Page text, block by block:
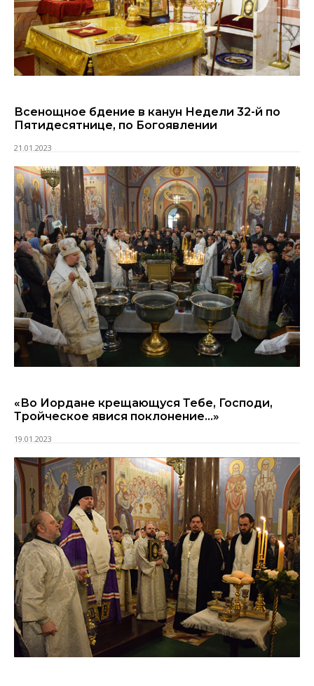
Всенощное бдение в канун Недели 32-й по
Пятидесятнице, по Богоявлении
21.01.2023
«Во Иордане крещающуся Тебе, Господи,
Тройческое явися поклонение…»
19.01.2023